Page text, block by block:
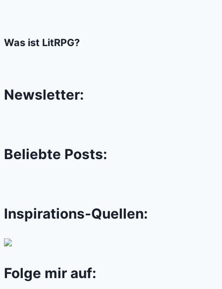
Was ist LitRPG?
Newsletter:
Beliebte Posts:
Inspirations-Quellen:
Folge mir auf: